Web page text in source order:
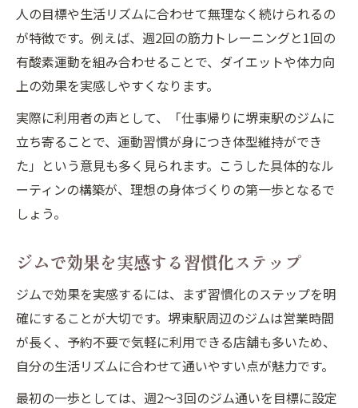
人の目標や生活リズムに合わせて無理なく続けられるの
が特徴です。例えば、週2回の筋力トレーニングと1回の
有酸素運動を組み合わせることで、ダイエットや体力向
上の効果を実感しやすくなります。
実際に利用者の声として、「仕事帰りに堺東駅のジムに
立ち寄ることで、運動習慣が身につき体型維持ができ
た」という意見も多く見られます。こうした具体的なル
ーティンの構築が、理想の身体づくりの第一歩となるで
しょう。
ジムで効果を実感する習慣化ステップ
ジムで効果を実感するには、まず習慣化のステップを明
確にすることが大切です。堺東駅周辺のジムは営業時間
が長く、予約不要で気軽に利用できる店舗も多いため、
自分の生活リズムに合わせて通いやすい点が魅力です。
最初の一歩としては、週2〜3回のジム通いを目標に設定